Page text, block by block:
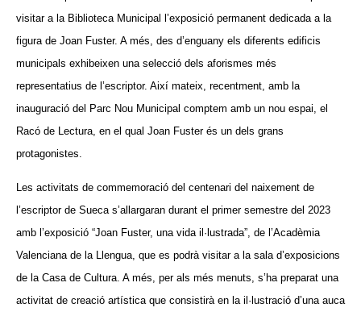
visitar a la Biblioteca Municipal l’exposició permanent dedicada a la
figura de Joan Fuster. A més, des d’enguany els diferents edificis
municipals exhibeixen una selecció dels aforismes més
representatius de l’escriptor. Així mateix, recentment, amb la
inauguració del Parc Nou Municipal comptem amb un nou espai, el
Racó de Lectura, en el qual Joan Fuster és un dels grans
protagonistes.
Les activitats de commemoració del centenari del naixement de
l’escriptor de Sueca s’allargaran durant el primer semestre del 2023
amb l’exposició “Joan Fuster, una vida il·lustrada”, de l’Acadèmia
Valenciana de la Llengua, que es podrà visitar a la sala d’exposicions
de la Casa de Cultura. A més, per als més menuts, s’ha preparat una
activitat de creació artística que consistirà en la il·lustració d’una auca